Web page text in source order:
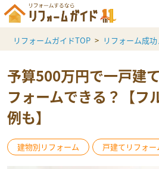
リフォームガイドTOP リフォーム成
予算500万円で一戸建
フォームできる？【フ
例も】
建物別リフォーム 戸建てリフォー